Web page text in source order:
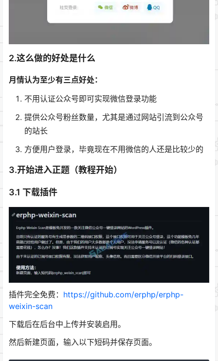
2.这么做的好处是什么
月情认为至少有三点好处：
不用认证公众号即可实现微信登录功能
提供公众号粉丝数量，尤其是通过网站引流到公众号
的站长
方便用户登录，毕竟现在不用微信的人还是比较少的
3.开始进入正题（教程开始）
3.1 下载插件
插件完全免费： https://github.com/erphp/erphp-
weixin-scan
下载后在后台中上传并安装启用。
然后新建页面，输入以下短码并保存页面。